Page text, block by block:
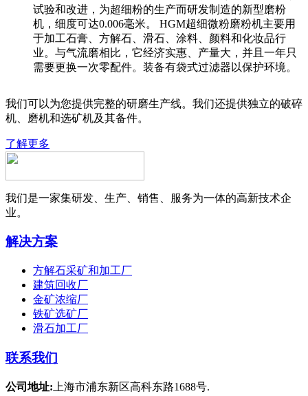
试验和改进，为超细粉的生产而研发制造的新型磨粉
机，细度可达0.006毫米。 HGM超细微粉磨粉机主要用
于加工石膏、方解石、滑石、涂料、颜料和化妆品行
业。与气流磨相比，它经济实惠、产量大，并且一年只
需要更换一次零配件。装备有袋式过滤器以保护环境。
我们可以为您提供完整的研磨生产线。我们还提供独立的破碎
机、磨机和选矿机及其备件。
了解更多
我们是一家集研发、生产、销售、服务为一体的高新技术企
业。
解决方案
方解石采矿和加工厂
建筑回收厂
金矿浓缩厂
铁矿选矿厂
滑石加工厂
联系我们
公司地址: 上海市浦东新区高科东路1688号.